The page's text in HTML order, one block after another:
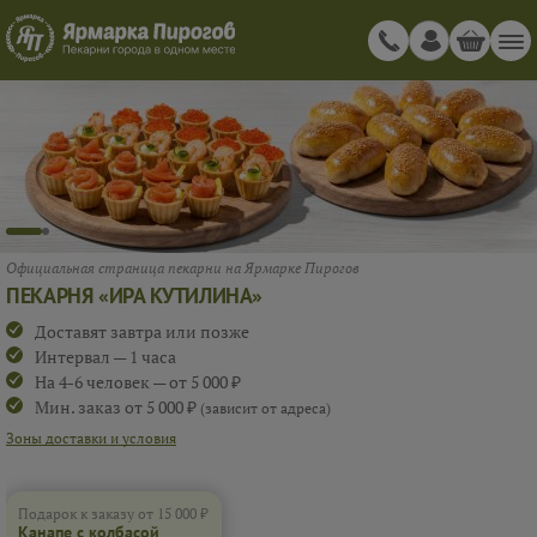
ПЕКАРНЯ «ИРА КУТИЛИНА»
Официальная страница пекарни на Ярмарке Пирогов
Доставят завтра или позже
Интервал — 1 часа
На 4-6 человек — от 5 000 ₽
Мин. заказ от 5 000 ₽ (зависит от адреса)
Зоны доставки и условия
Подарок к заказу от 15 000 ₽
Канапе с колбасой